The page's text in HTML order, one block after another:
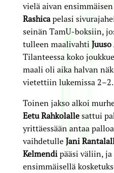
vielä aivan
Rashicapelasi
seinän TamU-boksiin,
tulleen maalivahti
Tilanteessa koko
maali oli aika halvan
vietettiin lukemissa 2–2.
Toinen jakso alkoi
Eetu Rahkolallesattui
yrittäessään antaa
vaihdetulle Jani
Kelmendipääsi väliin,
ensimmäisellä